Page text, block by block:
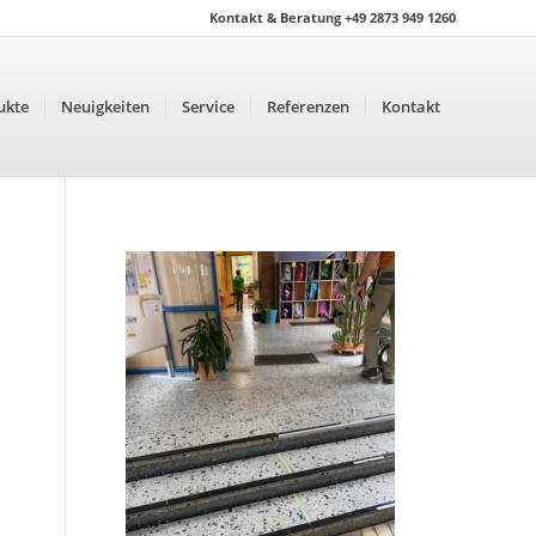
Kontakt & Beratung +49 2873 949 1260
Neuigkeiten Service Referenzen Kontakt